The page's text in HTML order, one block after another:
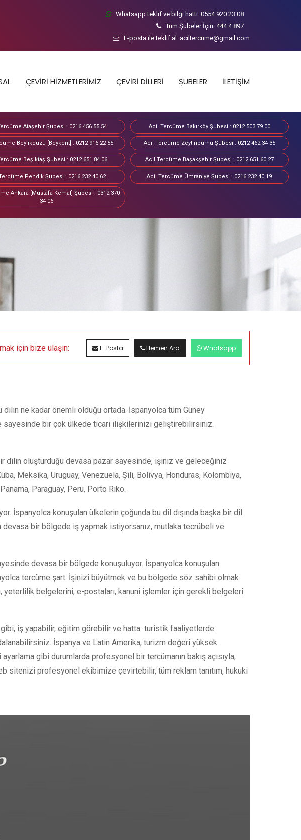
Whatsapp teklif ve bilgi hattı: 0554 920 23 08
Tüm Şubeler İçin: 444 4 897
E-posta ile teklif al: aciltercume@gmail.com
ÇEVİRİ HİZMETLERİMİZ ÇEVİRİ DİLLERİ ŞUBELER İLETİŞİM
Ataşehir Şubesi : 0216 456 55 54 Acil Tercüme Bakırköy Şubesi : 0212 503 79 00
Beylikdüzü [Beykent] : 0212 916 22 55 Acil Tercüme Zeytinburnu Şubesi : 0212 462 34 35
Beşiktaş Şubesi : 0212 651 84 06 Acil Tercüme Başakşehir Şubesi : 0212 651 60 27
Pendik Şubesi : 0216 232 40 62 Acil Tercüme Ümraniye Şubesi : 0216 232 40 19
Ankara [Mustafa Kemal] Şubesi : 0312 370
34 06
için bize ulaşın: Whatsapp
Hemen Ara
E-Posta
ne kadar önemli olduğu ortada. İspanyolca tüm Güney
sayesinde bir çok ülkede ticari ilişkilerinizi geliştirebilirsiniz.
dilin oluşturduğu devasa pazar sayesinde, işiniz ve geleceğiniz
Meksika, Uruguay, Venezuela‎, Şili‎, Bolivya‎, Honduras, Kolombiya,
Paraguay, Peru‎, Porto Riko‎.
İspanyolca konuşulan ülkelerin çoğunda bu dil dışında başka bir dil
devasa bir bölgede iş yapmak istiyorsanız, mutlaka tecrübeli ve
devasa bir bölgede konuşuluyor. İspanyolca konuşulan
tercüme şart. İşinizi büyütmek ve bu bölgede söz sahibi olmak
yeterlilik belgelerini, e-postaları, kanuni işlemler için gerekli belgeleri
iş yapabilir, eğitim görebilir ve hatta turistik faaliyetlerde
İspanya ve Latin Amerika, turizm değeri yüksek
gibi durumlarda profesyonel bir tercümanın bakış açısıyla,
sitenizi profesyonel ekibimize çevirtebilir, tüm reklam tanıtım, hukuki